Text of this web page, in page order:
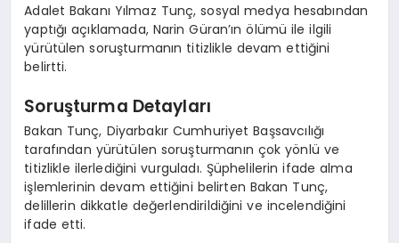
Adalet Bakanı Yılmaz Tunç, sosyal medya hesabından
yaptığı açıklamada, Narin Güran’ın ölümü ile ilgili
yürütülen soruşturmanın titizlikle devam ettiğini
belirtti.
Soruşturma Detayları
Bakan Tunç, Diyarbakır Cumhuriyet Başsavcılığı
tarafından yürütülen soruşturmanın çok yönlü ve
titizlikle ilerlediğini vurguladı. Şüphelilerin ifade alma
işlemlerinin devam ettiğini belirten Bakan Tunç,
delillerin dikkatle değerlendirildiğini ve incelendiğini
ifade etti.